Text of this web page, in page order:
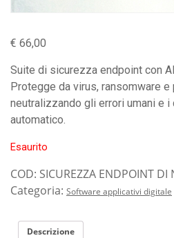
€ 66,00
Suite di sicurezza endpoint con
Protegge da virus, ransomware e
neutralizzando gli errori umani e i
automatico.
Esaurito
COD: SICUREZZA ENDPOINT DI
Categoria: Software applicativi digitale
Descrizione